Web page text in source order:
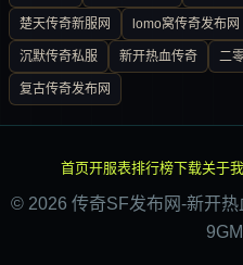
楚天传奇新服网 lomo窝传奇发布网
沉默传奇私服 新开热血传奇 二
复古传奇发布网
首页开服表排行榜下载关于
© 2026 传奇SF发布网-新开